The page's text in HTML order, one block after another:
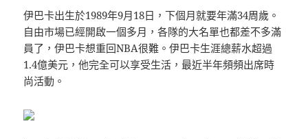
伊巴卡出生於1989年9月18日，下個月就要年滿34周歲。
自由市場已經開啟一個多月，各隊的大名單也都差不多滿
員了，伊巴卡想重回NBA很難。伊巴卡生涯總薪水超過
1.4億美元，他完全可以享受生活，最近半年頻頻出席時
尚活動。